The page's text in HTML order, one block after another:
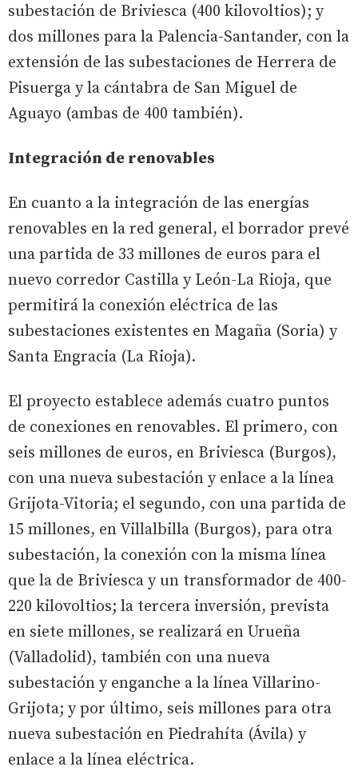
subestación de Briviesca (400 kilovoltios); y
dos millones para la Palencia-Santander, con la
extensión de las subestaciones de Herrera de
Pisuerga y la cántabra de San Miguel de
Aguayo (ambas de 400 también).
Integración de renovables
En cuanto a la integración de las energías
renovables en la red general, el borrador prevé
una partida de 33 millones de euros para el
nuevo corredor Castilla y León-La Rioja, que
permitirá la conexión eléctrica de las
subestaciones existentes en Magaña (Soria) y
Santa Engracia (La Rioja).
El proyecto establece además cuatro puntos
de conexiones en renovables. El primero, con
seis millones de euros, en Briviesca (Burgos),
con una nueva subestación y enlace a la línea
Grijota-Vitoria; el segundo, con una partida de
15 millones, en Villalbilla (Burgos), para otra
subestación, la conexión con la misma línea
que la de Briviesca y un transformador de 400-
220 kilovoltios; la tercera inversión, prevista
en siete millones, se realizará en Urueña
(Valladolid), también con una nueva
subestación y enganche a la línea Villarino-
Grijota; y por último, seis millones para otra
nueva subestación en Piedrahíta (Ávila) y
enlace a la línea eléctrica.